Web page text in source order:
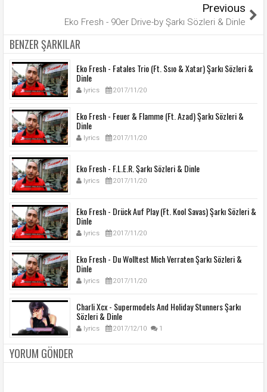
Previous
Eko Fresh - 90er Drive-by Şarkı Sözleri & Dinle
BENZER ŞARKILAR
Eko Fresh - Fatales Trio (Ft. Ssıo & Xatar) Şarkı Sözleri &
Dinle
lyrics 2017/11/20
Eko Fresh - Feuer & Flamme (Ft. Azad) Şarkı Sözleri &
Dinle
lyrics 2017/11/20
Eko Fresh - F.L.E.R. Şarkı Sözleri & Dinle
lyrics 2017/11/20
Eko Fresh - Drück Auf Play (Ft. Kool Savas) Şarkı Sözleri &
Dinle
lyrics 2017/11/20
Eko Fresh - Du Wolltest Mich Verraten Şarkı Sözleri &
Dinle
lyrics 2017/11/20
Charli Xcx - Supermodels And Holiday Stunners Şarkı
Sözleri & Dinle
lyrics 2017/12/10 1
YORUM GÖNDER